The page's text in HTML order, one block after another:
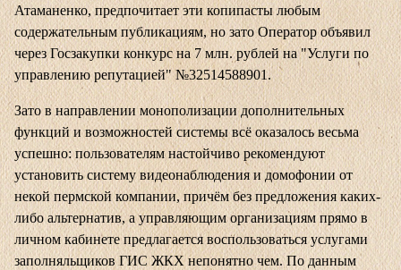
Атаманенко, предпочитает эти копипасты любым
содержательным публикациям, но зато Оператор объявил
через Госзакупки конкурс на 7 млн. рублей на "Услуги по
управлению репутацией" №32514588901.
Зато в направлении монополизации дополнительных
функций и возможностей системы всё оказалось весьма
успешно: пользователям настойчиво рекомендуют
установить систему видеонаблюдения и домофонии от
некой пермской компании, причём без предложения каких-
либо альтернатив, а управляющим организациям прямо в
личном кабинете предлагается воспользоваться услугами
заполняльщиков ГИС ЖКХ непонятно чем. По данным